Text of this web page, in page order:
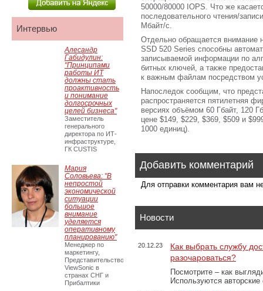
50000/80000 IOPS. Что же
последовательного чтения/
Мбайт/с.
Отдельно обращается внимание
SSD 520 Series способны
записываемой информации по
битных ключей, а также
к важным файлам посредством
Напоследок сообщим, что
распространяется пятилетняя
версиях объёмом 60 Гбайт, 120
цене $149, $229, $369, $509 и
1000 единиц).
Добавить комментарий
Для отправки комментария вам
Новости
20.12.23
Как выбрать службу
разочароваться?
Посмотрите – как
Используются
Интервью
Алесандр
Габидулин:
"Принципами
работы ИТ
должны стать
проактивность
и понимание
долгосрочных
целей бизнеса"
Заместитель
генерального
директора по ИТ-
инфраструктуре,
ГК CUSTIS
Мария
Соловьева: "В
непростой
экономической
ситуации
большое
внимание
уделяется
оперативному
планированию"
Менеджер по
маркетингу,
Представительство
ViewSonic в
странах СНГ и
Прибалтики